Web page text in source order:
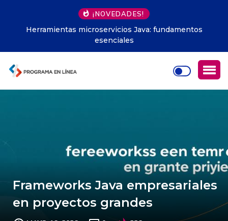
¡NOVEDADES!
Herramientas microservicios Java: fundamentos
esenciales
Frameworks Java empresariales
en proyectos grandes